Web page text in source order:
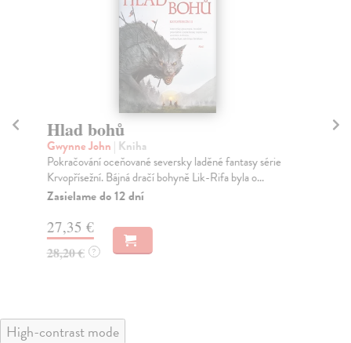
Hlad bohů
Gwynne John | Kniha
Pokračování oceňované seversky laděné fantasy série
Krvopřísežní. Bájná dračí bohyně Lik-Rifa byla o...
Zasielame do 12 dní
27,35 €
28,20 € ?
High-contrast mode